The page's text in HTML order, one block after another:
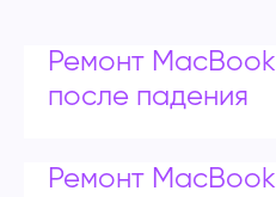
Ремонт MacBook
после падения
Ремонт MacBook